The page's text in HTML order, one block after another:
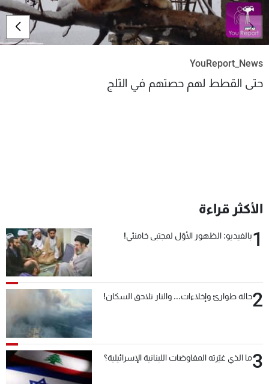
YouReport_News
حتى القطط لهم حصتهم في الثلج
الأكثر قراءة
1بالفيديو: الظهور الأوّل لمجتبى خامنئي!
2حالة طوارئ وإخلاءات... والنار تلاحق السكان!
3ما الذي غيّرته المفاوضات اللبنانية الإسرائيلية؟
البرامج
جدول البرامج
شاهد البرامج
وظائف